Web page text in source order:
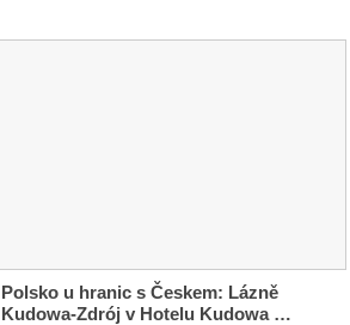
Polsko u hranic s Českem: Lázně
Kudowa-Zdrój v Hotelu Kudowa …